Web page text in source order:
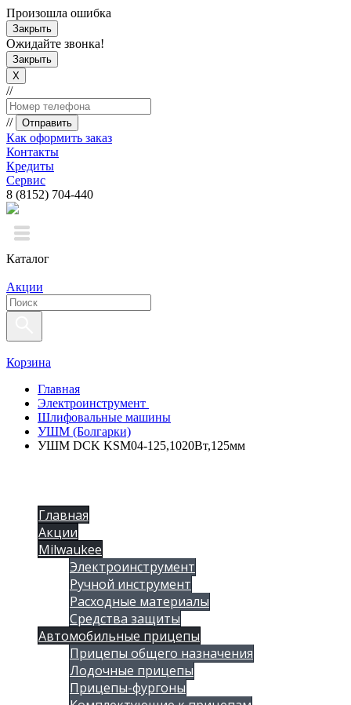
Произошла ошибка
Закрыть
Ожидайте звонка!
Закрыть
X
//
// Отправить
Как оформить заказ
Контакты
Кредиты
Сервис
8 (8152) 704-440
Каталог
Акции
Корзина
Главная
Электроинструмент
Шлифовальные машины
УШМ (Болгарки)
УШМ DCK KSM04-125,1020Вт,125мм
Главная
Акции
Milwaukee
Электроинструмент
Ручной инструмент
Расходные материалы
Средства защиты
Автомобильные прицепы
Прицепы общего назначения
Лодочные прицепы
Прицепы-фургоны